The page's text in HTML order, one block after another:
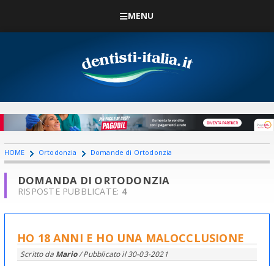
MENU
HOME Ortodonzia Domande di Ortodonzia
DOMANDA DI ORTODONZIA
RISPOSTE PUBBLICATE: 4
HO 18 ANNI E HO UNA MALOCCLUSIONE
Scritto da Mario/ Pubblicato il30-03-2021